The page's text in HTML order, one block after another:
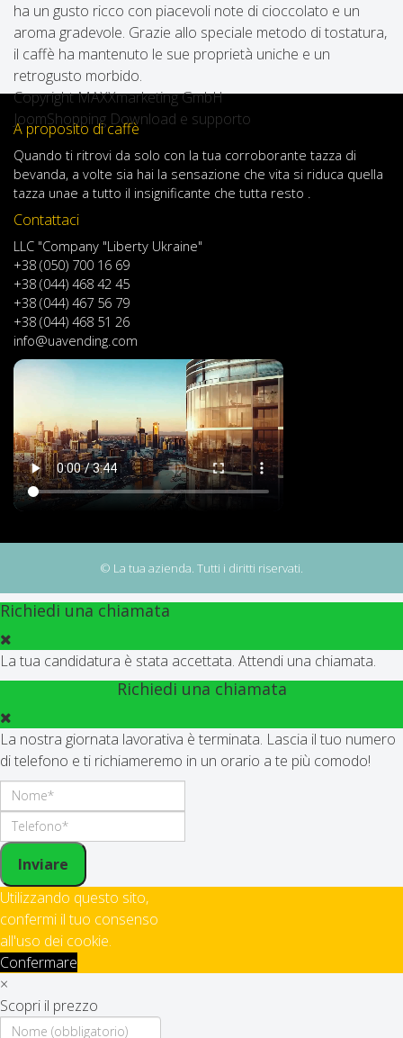
ha un gusto ricco con piacevoli note di cioccolato e un
aroma gradevole. Grazie allo speciale metodo di tostatura,
il caffè ha mantenuto le sue proprietà uniche e un
retrogusto morbido.
Copyright MAXXmarketing GmbH
JoomShopping Download e supporto
A proposito di caffè
Quando ti ritrovi da solo con la tua corroborante tazza di
bevanda, a volte sia hai la sensazione che vita si riduca quella
tazza unae a tutto il insignificante che tutta resto .
Contattaci
LLC "Company "Liberty Ukraine"
+38 (050) 700 16 69
+38 (044) 468 42 45
+38 (044) 467 56 79
+38 (044) 468 51 26
info@uavending.com
© La tua azienda. Tutti i diritti riservati.
Richiedi una chiamata
La tua candidatura è stata accettata. Attendi una chiamata.
Richiedi una chiamata
La nostra giornata lavorativa è terminata. Lascia il tuo numero
di telefono e ti richiameremo in un orario a te più comodo!
Inviare
Utilizzando questo sito,
confermi il tuo consenso
all'uso dei cookie.
Confermare
×
Scopri il prezzo